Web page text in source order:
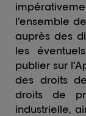
l’ensemble
auprès des
les
publier sur
des droits
droits de
industrielle,